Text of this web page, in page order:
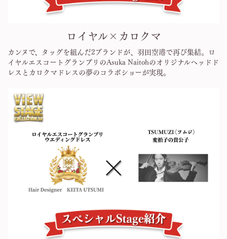
ロイヤル×カロクマ
カンヌで、タッグを組んだ2ブランドが、羽田空港で再び集結。ロ
イヤルエスコートグランプリのAsuka Naitohのオリジナルヘッドド
レスとカロクマドレスの夢のコラボショーが実現。